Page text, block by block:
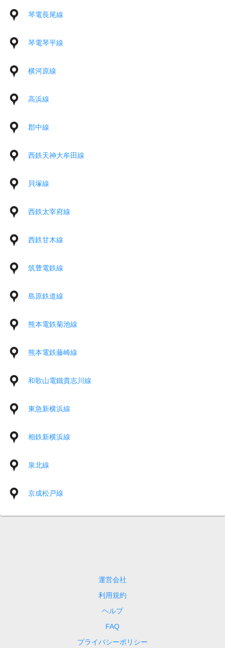
琴電長尾線
琴電琴平線
横河原線
高浜線
郡中線
西鉄天神大牟田線
貝塚線
西鉄太宰府線
西鉄甘木線
筑豊電鉄線
島原鉄道線
熊本電鉄菊池線
熊本電鉄藤崎線
和歌山電鐵貴志川線
東急新横浜線
相鉄新横浜線
泉北線
京成松戸線
運営会社
利用規約
ヘルプ
FAQ
プライバシーポリシー